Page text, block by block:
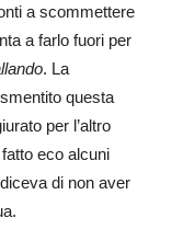
a scommettere
a farlo fuori per
. La
questa
per l’altro
eco alcuni
di non aver